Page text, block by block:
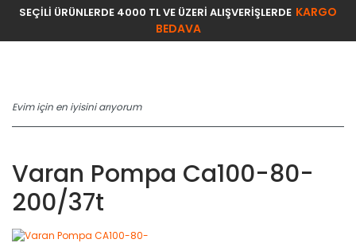
SEÇİLİ ÜRÜNLERDE 4000 TL VE ÜZERİ ALIŞVERİŞLERDE KARGO
BEDAVA
Varan Pompa Ca100-80-
200/37t